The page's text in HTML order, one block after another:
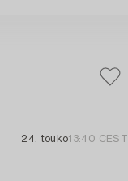
24. touko13:40 CEST